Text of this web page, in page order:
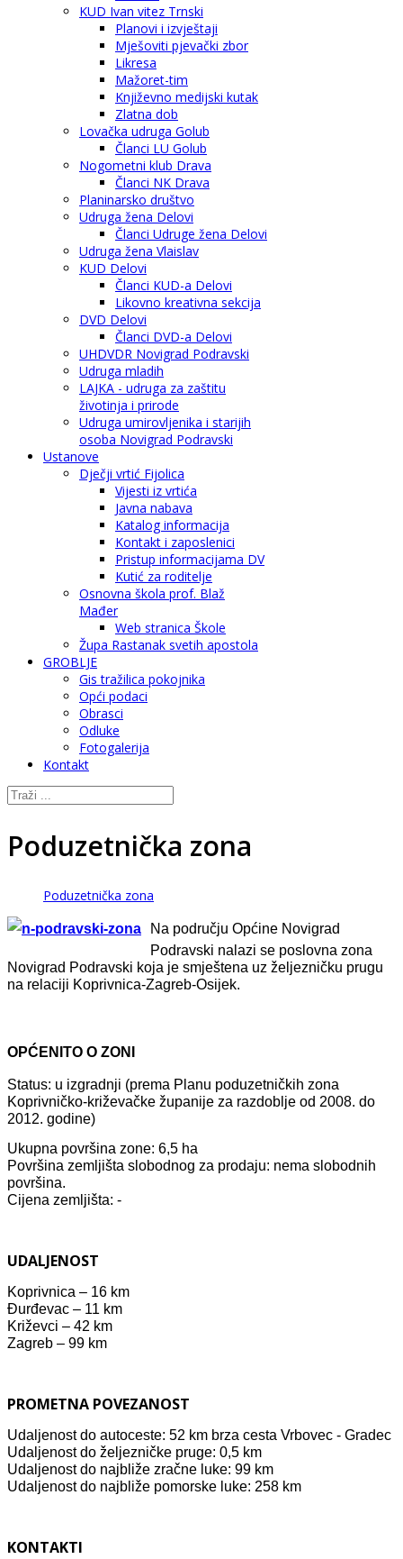
KUD Ivan vitez Trnski
Planovi i izvještaji
Mješoviti pjevački zbor
Likresa
Mažoret-tim
Književno medijski kutak
Zlatna dob
Lovačka udruga Golub
Članci LU Golub
Nogometni klub Drava
Članci NK Drava
Planinarsko društvo
Udruga žena Delovi
Članci Udruge žena Delovi
Udruga žena Vlaislav
KUD Delovi
Članci KUD-a Delovi
Likovno kreativna sekcija
DVD Delovi
Članci DVD-a Delovi
UHDVDR Novigrad Podravski
Udruga mladih
LAJKA - udruga za zaštitu
životinja i prirode
Udruga umirovljenika i starijih
osoba Novigrad Podravski
Ustanove
Dječji vrtić Fijolica
Vijesti iz vrtića
Javna nabava
Katalog informacija
Kontakt i zaposlenici
Pristup informacijama DV
Kutić za roditelje
Osnovna škola prof. Blaž
Mađer
Web stranica Škole
Župa Rastanak svetih apostola
GROBLJE
Gis tražilica pokojnika
Opći podaci
Obrasci
Odluke
Fotogalerija
Kontakt
Poduzetnička zona
Poduzetnička zona
Na području Općine Novigrad
Podravski nalazi se poslovna zona
Novigrad Podravski koja je smještena uz željezničku prugu
na relaciji Koprivnica-Zagreb-Osijek.
OPĆENITO O ZONI
Status: u izgradnji (prema Planu poduzetničkih zona
Koprivničko-križevačke županije za razdoblje od 2008. do
2012. godine)
Ukupna površina zone: 6,5 ha
Površina zemljišta slobodnog za prodaju: nema slobodnih
površina.
Cijena zemljišta: -
UDALJENOST
Koprivnica – 16 km
Đurđevac – 11 km
Križevci – 42 km
Zagreb – 99 km
PROMETNA POVEZANOST
Udaljenost do autoceste: 52 km brza cesta Vrbovec - Gradec
Udaljenost do željezničke pruge: 0,5 km
Udaljenost do najbliže zračne luke: 99 km
Udaljenost do najbliže pomorske luke: 258 km
KONTAKTI